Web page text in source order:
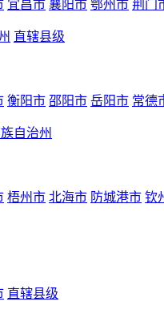
宜昌市 襄阳市 鄂州市 荆门
直辖县级
衡阳市 邵阳市 岳阳市 常德
自治州
梧州市 北海市 防城港市 钦
直辖县级